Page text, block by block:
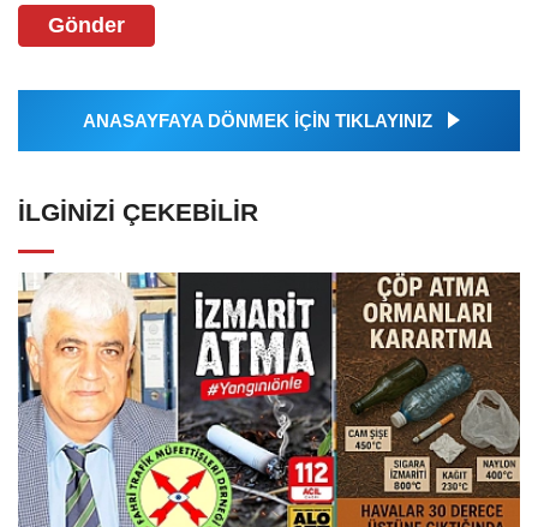
Gönder
ANASAYFAYA DÖNMEK İÇİN TIKLAYINIZ
İLGINIZI ÇEKEBILIR